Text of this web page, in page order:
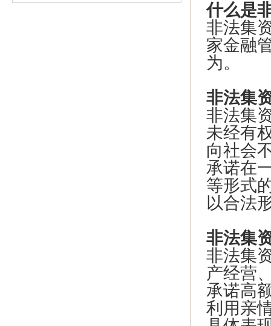
什么是
非法集
家金融
为。
非法集
非法集
未经有
向社会
承诺在
等形式
以合法
非法集
非法集
产经营
承诺高
利用亲